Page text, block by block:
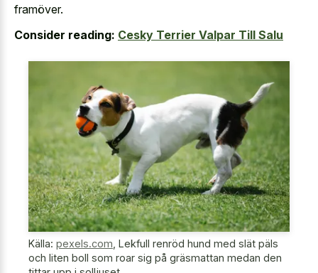
framöver.
Consider reading: Cesky Terrier Valpar Till Salu
Källa: pexels.com Lekfull renröd hund med slät päls
och liten boll som roar sig på gräsmattan medan den